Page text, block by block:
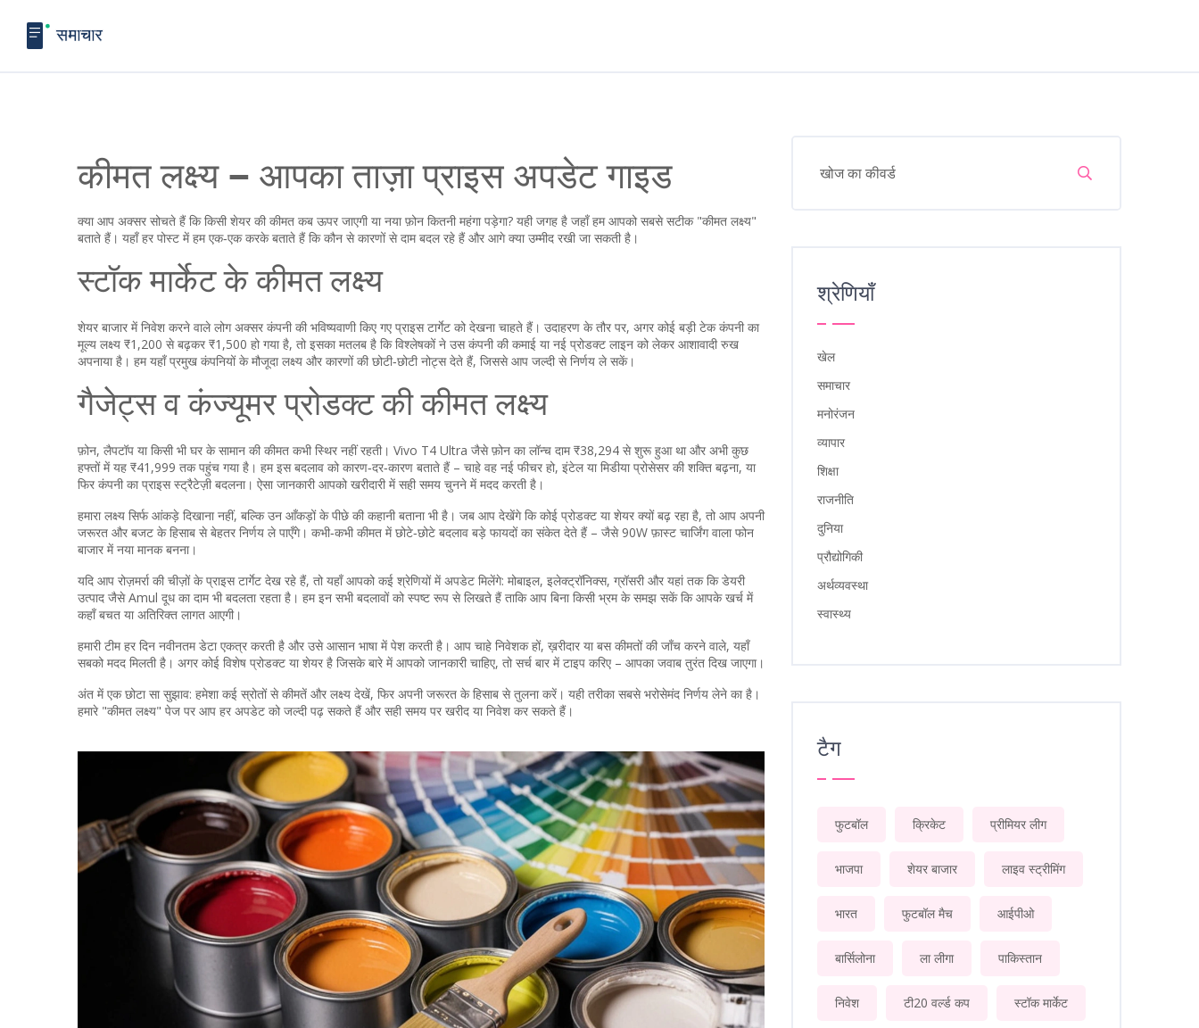
कीमत लक्ष्य – आपका ताज़ा प्राइस अपडेट गाइड
क्या आप अक्सर सोचते हैं कि किसी शेयर की कीमत कब ऊपर जाएगी या नया फ़ोन कितनी महंगा पड़ेगा? यही जगह है जहाँ हम आपको सबसे सटीक "कीमत लक्ष्य"
बताते हैं। यहाँ हर पोस्ट में हम एक‑एक करके बताते हैं कि कौन से कारणों से दाम बदल रहे हैं और आगे क्या उम्मीद रखी जा सकती है।
स्टॉक मार्केट के कीमत लक्ष्य
शेयर बाजार में निवेश करने वाले लोग अक्सर कंपनी की भविष्यवाणी किए गए प्राइस टार्गेट को देखना चाहते हैं। उदाहरण के तौर पर, अगर कोई बड़ी टेक कंपनी का
मूल्य लक्ष्य ₹1,200 से बढ़कर ₹1,500 हो गया है, तो इसका मतलब है कि विश्लेषकों ने उस कंपनी की कमाई या नई प्रोडक्ट लाइन को लेकर आशावादी रुख
अपनाया है। हम यहाँ प्रमुख कंपनियों के मौजूदा लक्ष्य और कारणों की छोटी‑छोटी नोट्स देते हैं, जिससे आप जल्दी से निर्णय ले सकें।
गैजेट्स व कंज्यूमर प्रोडक्ट की कीमत लक्ष्य
फ़ोन, लैपटॉप या किसी भी घर के सामान की कीमत कभी स्थिर नहीं रहती। Vivo T4 Ultra जैसे फ़ोन का लॉन्च दाम ₹38,294 से शुरू हुआ था और अभी कुछ
हफ्तों में यह ₹41,999 तक पहुंच गया है। हम इस बदलाव को कारण‑दर‑कारण बताते हैं – चाहे वह नई फीचर हो, इंटेल या मिडीया प्रोसेसर की शक्ति बढ़ना, या
फिर कंपनी का प्राइस स्ट्रैटेज़ी बदलना। ऐसा जानकारी आपको खरीदारी में सही समय चुनने में मदद करती है।
हमारा लक्ष्य सिर्फ आंकड़े दिखाना नहीं, बल्कि उन आँकड़ों के पीछे की कहानी बताना भी है। जब आप देखेंगे कि कोई प्रोडक्ट या शेयर क्यों बढ़ रहा है, तो आप अपनी
जरूरत और बजट के हिसाब से बेहतर निर्णय ले पाएँगे। कभी‑कभी कीमत में छोटे‑छोटे बदलाव बड़े फायदों का संकेत देते हैं – जैसे 90W फ़ास्ट चार्जिंग वाला फोन
बाजार में नया मानक बनना।
यदि आप रोज़मर्रा की चीज़ों के प्राइस टार्गेट देख रहे हैं, तो यहाँ आपको कई श्रेणियों में अपडेट मिलेंगे: मोबाइल, इलेक्ट्रॉनिक्स, ग्रॉसरी और यहां तक कि डेयरी
उत्पाद जैसे Amul दूध का दाम भी बदलता रहता है। हम इन सभी बदलावों को स्पष्ट रूप से लिखते हैं ताकि आप बिना किसी भ्रम के समझ सकें कि आपके खर्च में
कहाँ बचत या अतिरिक्त लागत आएगी।
हमारी टीम हर दिन नवीनतम डेटा एकत्र करती है और उसे आसान भाषा में पेश करती है। आप चाहे निवेशक हों, ख़रीदार या बस कीमतों की जाँच करने वाले, यहाँ
सबको मदद मिलती है। अगर कोई विशेष प्रोडक्ट या शेयर है जिसके बारे में आपको जानकारी चाहिए, तो सर्च बार में टाइप करिए – आपका जवाब तुरंत दिख जाएगा।
अंत में एक छोटा सा सुझाव: हमेशा कई स्रोतों से कीमतें और लक्ष्य देखें, फिर अपनी जरूरत के हिसाब से तुलना करें। यही तरीका सबसे भरोसेमंद निर्णय लेने का है।
हमारे "कीमत लक्ष्य" पेज पर आप हर अपडेट को जल्दी पढ़ सकते हैं और सही समय पर खरीद या निवेश कर सकते हैं।
श्रेणियाँ
खेल
समाचार
मनोरंजन
व्यापार
शिक्षा
राजनीति
दुनिया
प्रौद्योगिकी
अर्थव्यवस्था
स्वास्थ्य
टैग
फुटबॉल क्रिकेट प्रीमियर लीग
भाजपा शेयर बाजार लाइव स्ट्रीमिंग
भारत फुटबॉल मैच आईपीओ
बार्सिलोना ला लीगा पाकिस्तान
निवेश टी20 वर्ल्ड कप स्टॉक मार्केट